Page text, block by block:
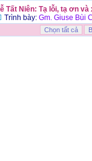
Tất Niên: Tạ lỗi, tạ ơn và
Trình bày: Gm. Giuse Bùi